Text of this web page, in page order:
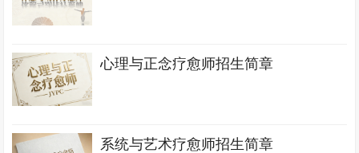
心理与正念疗愈师招生简章
系统与艺术疗愈师招生简章